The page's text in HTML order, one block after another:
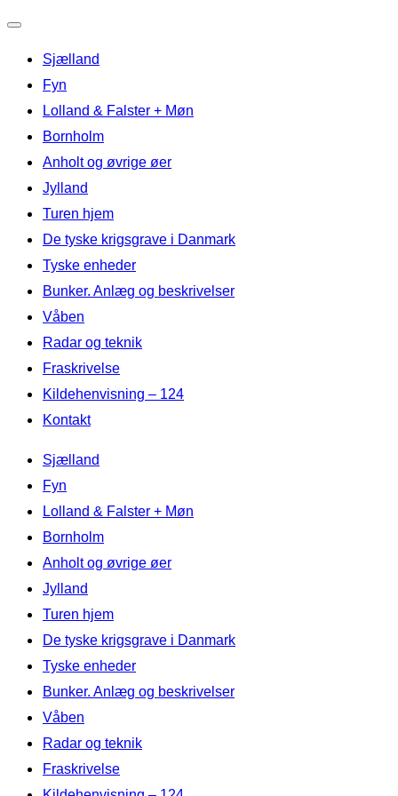
navigation
til/fra
Sjælland
Fyn
Lolland & Falster + Møn
Bornholm
Anholt og øvrige øer
Jylland
Turen hjem
De tyske krigsgrave i Danmark
Tyske enheder
Bunker. Anlæg og beskrivelser
Våben
Radar og teknik
Fraskrivelse
Kildehenvisning – 124
Kontakt
Videre
indhold
Sjælland
Fyn
Lolland & Falster + Møn
Bornholm
Anholt og øvrige øer
Jylland
Turen hjem
De tyske krigsgrave i Danmark
Tyske enheder
Bunker. Anlæg og beskrivelser
Våben
Radar og teknik
Fraskrivelse